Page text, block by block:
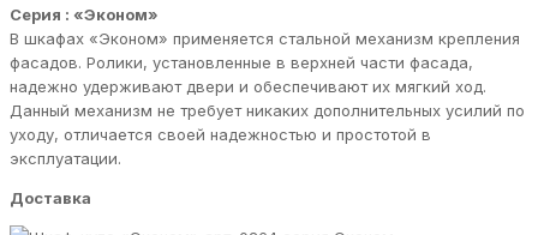
Серия : «Эконом»
В шкафах «Эконом» применяется стальной механизм крепления
фасадов. Ролики, установленные в верхней части фасада,
надежно удерживают двери и обеспечивают их мягкий ход.
Данный механизм не требует никаких дополнительных усилий по
уходу, отличается своей надежностью и простотой в
эксплуатации.
Доставка